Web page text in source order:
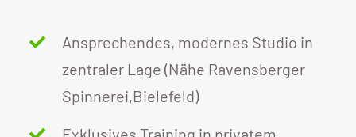
Ansprechendes, modernes Studio in
zentraler Lage (Nähe Ravensberger
Spinnerei,Bielefeld)